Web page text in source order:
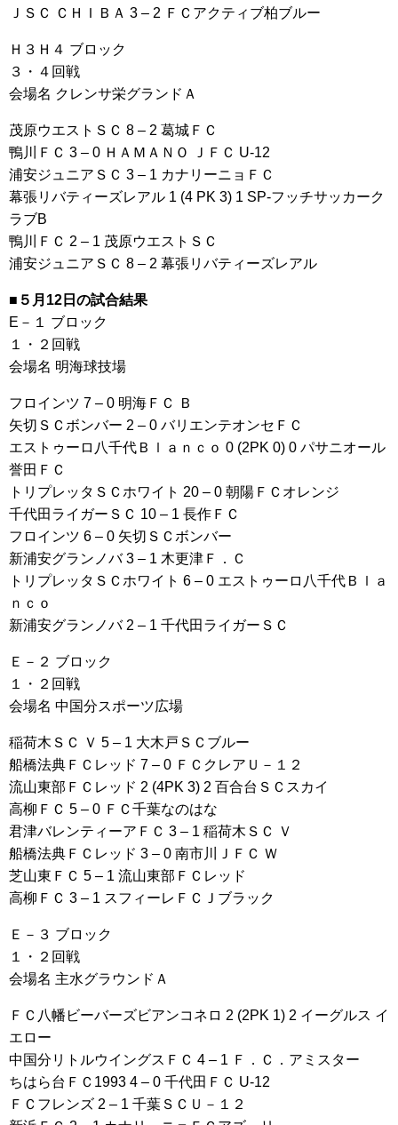
ＪＳＣ ＣＨＩＢＡ 3 – 2 ＦＣアクティブ柏ブルー
Ｈ３Ｈ４ ブロック
３・４回戦
会場名 クレンサ栄グランドＡ
茂原ウエストＳＣ 8 – 2 葛城ＦＣ
鴨川ＦＣ 3 – 0 ＨＡＭＡＮＯ ＪＦＣ U-12
浦安ジュニアＳＣ 3 – 1 カナリーニョＦＣ
幕張リバティーズレアル 1 (4 PK 3) 1 SP-フッチサッカーク
ラブB
鴨川ＦＣ 2 – 1 茂原ウエストＳＣ
浦安ジュニアＳＣ 8 – 2 幕張リバティーズレアル
■５月12日の試合結果
E－１ ブロック
１・２回戦
会場名 明海球技場
フロインツ 7 – 0 明海ＦＣ Ｂ
矢切ＳＣボンバー 2 – 0 バリエンテオンセＦＣ
エストゥーロ八千代Ｂｌａｎｃｏ 0 (2PK 0) 0 パサニオール
誉田ＦＣ
トリプレッタＳＣホワイト 20 – 0 朝陽ＦＣオレンジ
千代田ライガーＳＣ 10 – 1 長作ＦＣ
フロインツ 6 – 0 矢切ＳＣボンバー
新浦安グランノバ 3 – 1 木更津Ｆ．Ｃ
トリプレッタＳＣホワイト 6 – 0 エストゥーロ八千代Ｂｌａ
ｎｃｏ
新浦安グランノバ 2 – 1 千代田ライガーＳＣ
Ｅ－２ ブロック
１・２回戦
会場名 中国分スポーツ広場
稲荷木ＳＣ Ｖ 5 – 1 大木戸ＳＣブルー
船橋法典ＦＣレッド 7 – 0 ＦＣクレアＵ－１２
流山東部ＦＣレッド 2 (4PK 3) 2 百合台ＳＣスカイ
高柳ＦＣ 5 – 0 ＦＣ千葉なのはな
君津バレンティーアＦＣ 3 – 1 稲荷木ＳＣ Ｖ
船橋法典ＦＣレッド 3 – 0 南市川ＪＦＣ Ｗ
芝山東ＦＣ 5 – 1 流山東部ＦＣレッド
高柳ＦＣ 3 – 1 スフィーレＦＣＪブラック
Ｅ－３ ブロック
１・２回戦
会場名 主水グラウンドＡ
ＦＣ八幡ビーバーズビアンコネロ 2 (2PK 1) 2 イーグルス イ
エロー
中国分リトルウイングスＦＣ 4 – 1 Ｆ．Ｃ．アミスター
ちはら台ＦＣ1993 4 – 0 千代田ＦＣ U-12
ＦＣフレンズ 2 – 1 千葉ＳＣＵ－１２